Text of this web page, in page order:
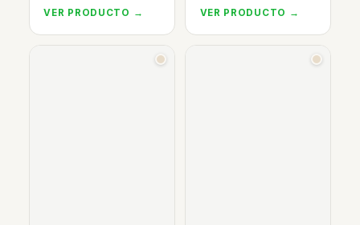
VER PRODUCTO → VER PRODUCTO →